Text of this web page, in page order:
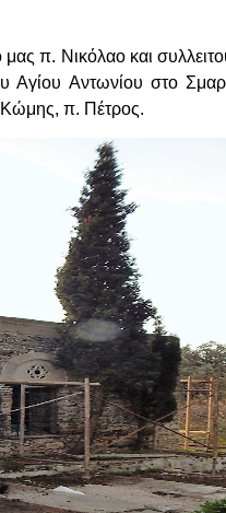
π. Νικόλαο και
Αγίου Αντωνίου στο
Κώμης, π. Πέτρος.